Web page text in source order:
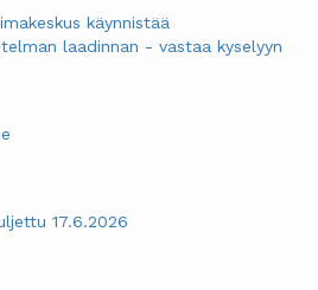
käynnistää
laadinnan - vastaa kyselyyn
17.6.2026